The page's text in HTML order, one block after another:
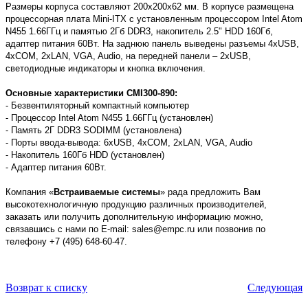
Размеры корпуса составляют 200x200x62 мм. В корпусе размещена
процессорная плата Mini-ITX с установленным процессором Intel Atom
N455 1.66ГГц и памятью 2Гб DDR3, накопитель 2.5" HDD 160Гб,
адаптер питания 60Вт. На заднюю панель выведены разъемы 4xUSB,
4xCOM, 2xLAN, VGA, Audio, на передней панели – 2xUSB,
светодиодные индикаторы и кнопка включения.
Основные характеристики CMI300-890:
- Безвентиляторный компактный компьютер
- Процессор Intel Atom N455 1.66ГГц (установлен)
- Память 2Г DDR3 SODIMM (установлена)
- Порты ввода-вывода: 6xUSB, 4xCOM, 2xLAN, VGA, Audio
- Накопитель 160Гб HDD (установлен)
- Адаптер питания 60Вт.
Компания «Встраиваемые системы» рада предложить Вам
высокотехнологичную продукцию различных производителей,
заказать или получить дополнительную информацию можно,
связавшись с нами по E-mail: sales@empc.ru или позвонив по
телефону +7 (495) 648-60-47.
Возврат к списку
Следующая